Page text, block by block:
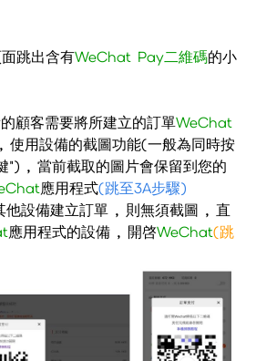
跳出含有WeChat Pay二維碼的小
顧客需要將所建立的訂單WeChat
使用設備的截圖功能(一般為同時按
") , 當前截取的圖片會保留到您的
應用程式(跳至3A步驟)
他設備建立訂單 , 則無須截圖 , 直
應用程式的設備 , 開啓WeChat(跳